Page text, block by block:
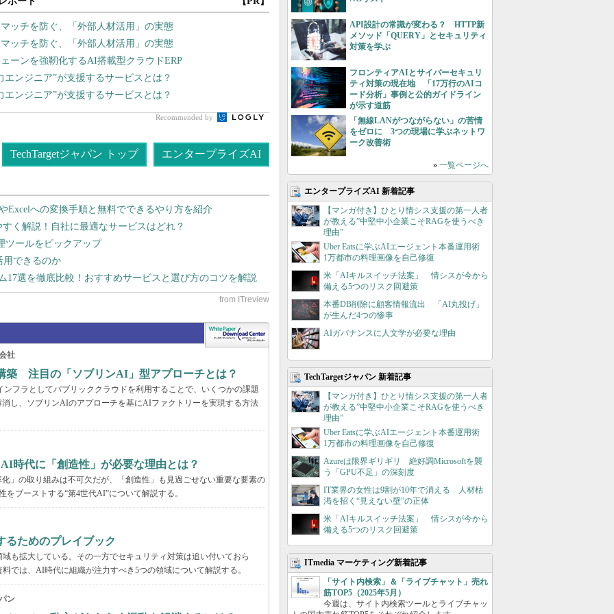
ッチを防ぐ、「外部人材活用」の実態
ッチを防ぐ、「外部人材活用」の実態
ーンを強靭化するAI搭載型クラウドERP
ンジニア”が支援するサービスとは？
ンジニア”が支援するサービスとは？
Recommended by
TechTargetジャパン トップ エンタープライズAI
Excelへの変換手順と無料でできるやり方を紹介
く解説！自社に最適なサービスはどれ？
ツールをピックアップ
用できるのか
17選を徹底比較！おすすめサービスと選び方のコツを解説
社
築 注目の「ソブリンAI」型アプローチとは？
フラとしてパブリッククラウドを利用することで、いくつかの課題
し、ソブリンAIのアプローチを基にAIファクトリーを実現する方法
時代に「創造性」が必要な理由とは？
」の取り組みは不可欠だが、「創造性」も見過ごせない重要な要素の
ブーストする“第4世代AI”について解説する。
るためのプレイブック
も拡大している。その一方でセキュリティ対策は追い付いておら
では、AI時代に組織が注力すべき5つの領域について解説する。
ン
API設計の常識が変わる？ HTTP新
メソッド「QUERY」とセキュリティ
対策を学ぶ
フロンティアAIとサイバーセキュリ
ティ対策の現在地 「17万行のAIコ
ード分析」事例と公的ガイドライン
が示す道筋
「無線LANがつながらない」の苦情
をゼロに 3つの現場に学ぶネットワ
ーク改善術
» 一覧ページへ
エンタープライズAI 新着記事
【マンガ付き】ひとり情シス支援の第一人者
が教える”中堅中小企業こそRAGを使うべき
理由”
Uber Eatsに学ぶAIエージェント本番運用術
1万都市の料理画像を自己修復
米「AIキルスイッチ法案」 情シスが今から
備える5つのリスク回避策
本番DB削除に顧客情報流出 「AI丸投げ」
が生んだ4つの惨事
AIガバナンスに人文学が必要な理由
TechTargetジャパン 新着記事
【マンガ付き】ひとり情シス支援の第一人者
が教える”中堅中小企業こそRAGを使うべき
理由”
Uber Eatsに学ぶAIエージェント本番運用術
1万都市の料理画像を自己修復
Azureは限界ギリギリ 絶好調Microsoftを襲
う「GPU不足」の深刻度
IT業界の女性は9割が10年で消える 人材枯
渇を招く“見えない壁”の正体
米「AIキルスイッチ法案」 情シスが今から
備える5つのリスク回避策
ITmedia マーケティング新着記事
「サイト内検索」＆「ライブチャット」売れ
筋TOP5（2025年5月）
今週は、サイト内検索ツールとライブチャッ